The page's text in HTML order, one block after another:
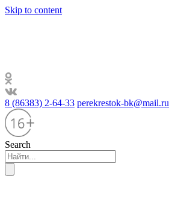
Skip to content
8 (86383) 2-64-33 perekrestok-bk@mail.ru
Search